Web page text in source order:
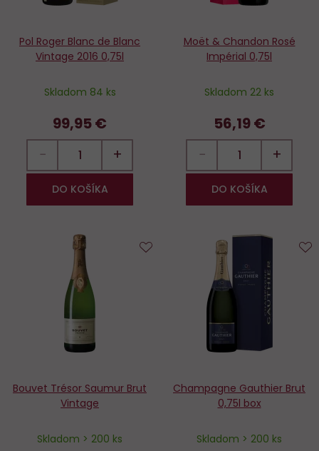
Pol Roger Blanc de Blanc
Vintage 2016 0,75l
Skladom 84 ks
99,95 €
− +
DO KOŠÍKA
Moët & Chandon Rosé
Impérial 0,75l
Skladom 22 ks
56,19 €
− +
DO KOŠÍKA
Bouvet Trésor Saumur Brut
Vintage
Skladom > 200 ks
obľúbených
Champagne Gauthier Brut
0,75l box
Skladom > 200 ks